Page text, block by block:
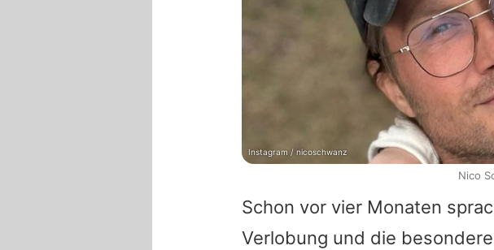
Schon vor vier Monaten
Verlobung und die
Instagram / nicoschwanz
Nico